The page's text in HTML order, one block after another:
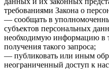
требованиями Закона о
— сообщать в
субъектов персональных
необходимую информацию в
получения такого запроса;
— публиковать или иным
неограниченный доступ к